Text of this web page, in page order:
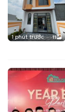
1 phút trước 11